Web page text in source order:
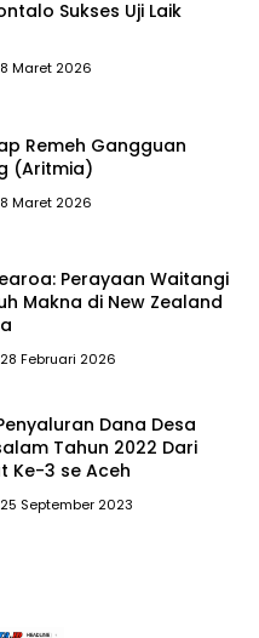
Sukses Uji Laik
8 Maret 2026
Remeh Gangguan
(Aritmia)
8 Maret 2026
Perayaan Waitangi
Makna di New Zealand
28 Februari 2026
Dana Desa
Tahun 2022 Dari
Ke-3 se Aceh
25 September 2023